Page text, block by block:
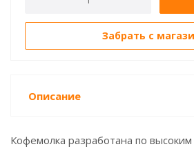
Забрать с
Описание
Кофемолка разработана по